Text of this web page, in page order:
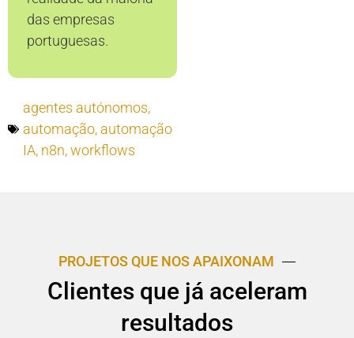
das empresas
portuguesas.
agentes autónomos,
automação, automação
IA, n8n,workflows
PROJETOS QUE NOS APAIXONAM
Clientes que já aceleram
resultados